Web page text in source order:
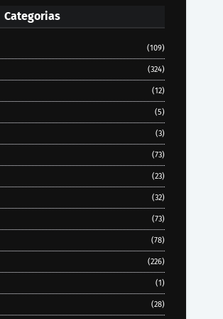
Categorias
(109)
(324)
(12)
(5)
(3)
(73)
(23)
(32)
(73)
(78)
(226)
(1)
(28)